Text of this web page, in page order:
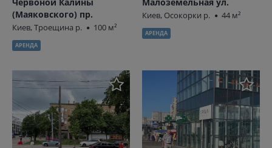
(Маяковского) пр.
Киев, Троещина р. 100 м²
АРЕНДА
Киев, Осокорки р. 44 м²
АРЕНДА